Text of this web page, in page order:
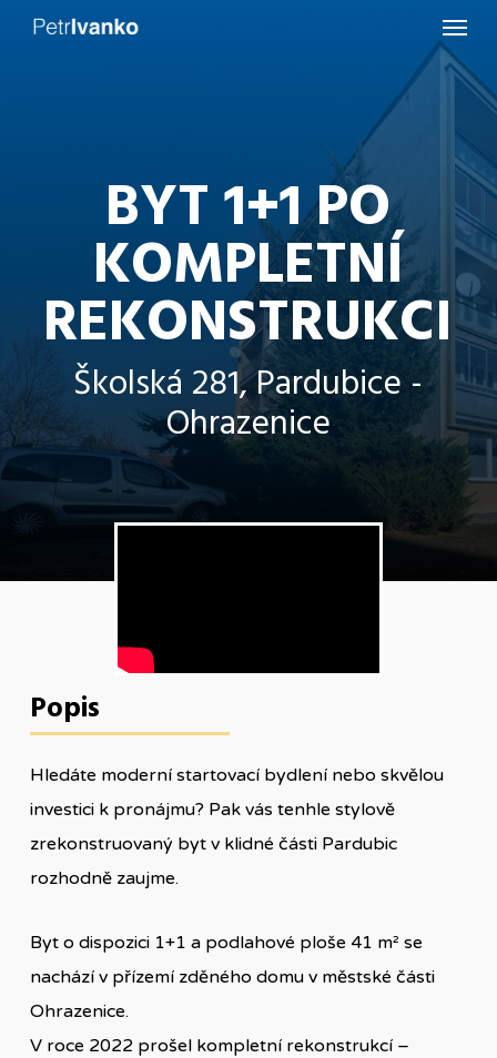
Skip
Menu
BYT 1+1 PO
KOMPLETNÍ
REKONSTRUKCI
Školská 281, Pardubice -
Ohrazenice
Popis
Hledáte moderní startovací bydlení nebo skvělou
investici k pronájmu? Pak vás tenhle stylově
zrekonstruovaný byt v klidné části Pardubic
rozhodně zaujme.
Byt o dispozici 1+1 a podlahové ploše 41 m² se
nachází v přízemí zděného domu v městské části
Ohrazenice.
V roce 2022 prošel kompletní rekonstrukcí –